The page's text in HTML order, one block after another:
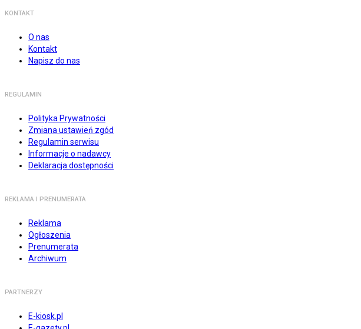
KONTAKT
O nas
Kontakt
Napisz do nas
REGULAMIN
Polityka Prywatności
Zmiana ustawień zgód
Regulamin serwisu
Informacje o nadawcy
Deklaracja dostępności
REKLAMA I PRENUMERATA
Reklama
Ogłoszenia
Prenumerata
Archiwum
PARTNERZY
E-kiosk.pl